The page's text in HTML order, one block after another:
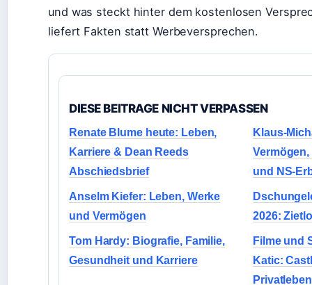
und was steckt hinter dem kostenlosen
liefert Fakten statt Werbeversprechen.
DIESE BEITRAGE NICHT VERPASSEN
Renate Blume heute: Leben,
Karriere & Dean Reeds
Abschiedsbrief
Klaus-
und NS-
Anselm Kiefer: Leben, Werke
und Vermögen
2026:
Tom Hardy: Biografie, Familie,
Gesundheit und Karriere
Filme und
Katic:
Privatleben